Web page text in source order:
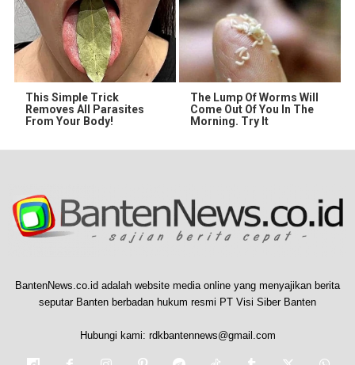
This Simple Trick
Removes All Parasites
From Your Body!
The Lump Of Worms Will
Come Out Of You In The
Morning. Try It
BantenNews.co.id adalah website media online yang menyajikan berita
seputar Banten berbadan hukum resmi PT Visi Siber Banten
Hubungi kami: rdkbantennews@gmail.com